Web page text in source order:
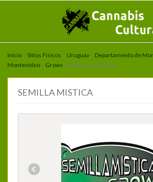
Inicio > Sitios Físicos > Uruguay > Departamento de
Montevideo > Grows > SEMILLA MISTICA
SEMILLA MISTICA